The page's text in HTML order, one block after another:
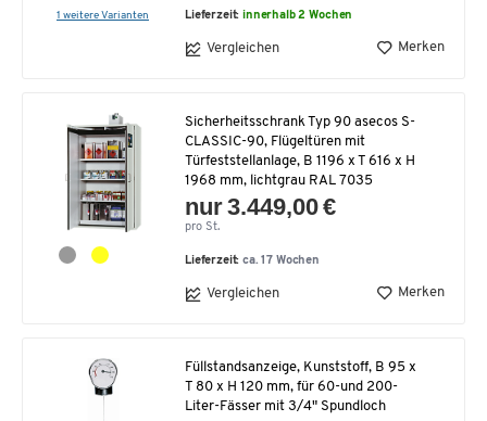
1 weitere Varianten Lieferzeit:innerhalb 2 Wochen
Vergleichen Merken
Sicherheitsschrank Typ 90 asecos S-
CLASSIC-90, Flügeltüren mit
Türfeststellanlage, B 1196 x T 616 x H
1968 mm, lichtgrau RAL 7035
nur 3.449,00 €
pro St.
Lieferzeit:ca. 17 Wochen
Vergleichen Merken
Füllstandsanzeige, Kunststoff, B 95 x
T 80 x H 120 mm, für 60-und 200-
Liter-Fässer mit 3/4" Spundloch